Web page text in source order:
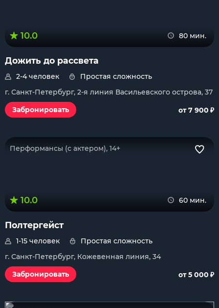
10.0 80 мин.
Дожить до рассвета
2-4 человек
Простая сложность
г. Санкт-Петербург, 2-я линия Васильевского острова, 37
Забронировать
от 7 900 ₽
Перформансы (с актером), 14+
10.0 60 мин.
Полтергейст
1-15 человек
Простая сложность
г. Санкт-Петербург, Кожевенная линия, 34
Забронировать
от 5 000 ₽